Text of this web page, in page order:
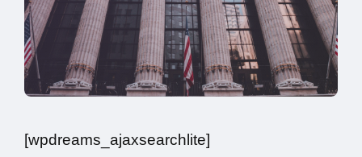
[wpdreams_ajaxsearchlite]